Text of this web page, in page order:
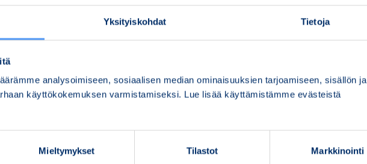
Yksityiskohdat Tietoja
analysoimiseen, sosiaalisen median ominaisuuksien tarjoamiseen, sisällön ja
käyttökokemuksen varmistamiseksi. Lue lisää käyttämistämme evästeistä
Mieltymykset Tilastot Markkinointi
lääketieteen teknologiatuotteiden ja palveluiden osalta tulevien vuosien
Oyj:n hallituksen puheenjohtaja Erkki Veikkolainen.